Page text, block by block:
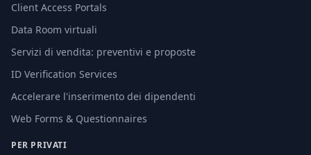
Client Access Portals
Data Room virtuali
Servizi di vendita: preventivi e proposte
ID Verification Services
Accelerare l'inserimento dei dipendenti
Web Forms & Questionnaires
PER PRIVATI